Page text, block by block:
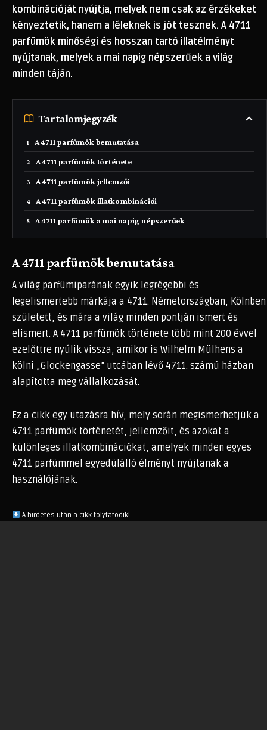
kombinációját nyújtja, melyek nem csak az érzékeket
kényeztetik, hanem a léleknek is jót tesznek. A 4711
parfümök minőségi és hosszan tartó illatélményt
nyújtanak, melyek a mai napig népszerűek a világ
minden táján.
Tartalomjegyzék
A 4711 parfümök bemutatása
A 4711 parfümök története
A 4711 parfümök jellemzői
A 4711 parfümök illatkombinációi
A 4711 parfümök a mai napig népszerűek
A 4711 parfümök bemutatása
A világ parfümiparának egyik legrégebbi és
legelismertebb márkája a 4711. Németországban, Kölnben
született, és mára a világ minden pontján ismert és
elismert. A 4711 parfümök története több mint 200 évvel
ezelőttre nyúlik vissza, amikor is Wilhelm Mülhens a
kölni „Glockengasse” utcában lévő 4711. számú házban
alapította meg vállalkozását.
Ez a cikk egy utazásra hív, mely során megismerhetjük a
4711 parfümök történetét, jellemzőit, és azokat a
különleges illatkombinációkat, amelyek minden egyes
4711 parfümmel egyedülálló élményt nyújtanak a
használójának.
A hirdetés után a cikk folytatódik!